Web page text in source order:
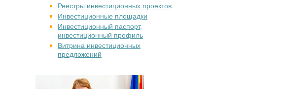
Реестры инвестиционных проектов
Инвестиционные площадки
Инвестиционный паспорт,
инвестиционный профиль
Витрина инвестиционных
предложений